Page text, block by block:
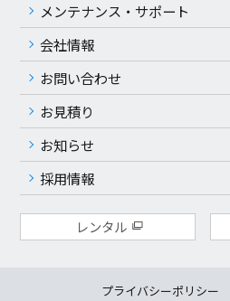
メンテナンス・サポート
会社情報
お問い合わせ
お見積り
お知らせ
採用情報
レンタル
プライバシーポリシー